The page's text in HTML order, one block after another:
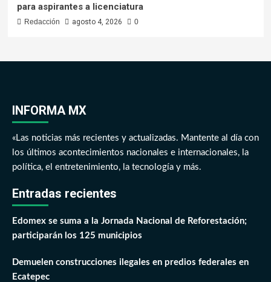
para aspirantes a licenciatura
Redacción agosto 4, 2026 0
INFORMA MX
«Las noticias más recientes y actualizadas. Mantente al día con
los últimos acontecimientos nacionales e internacionales, la
política, el entretenimiento, la tecnología y más.
Entradas recientes
Edomex se suma a la Jornada Nacional de Reforestación;
participarán los 125 municipios
Demuelen construcciones ilegales en predios federales en
Ecatepec